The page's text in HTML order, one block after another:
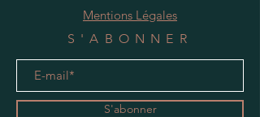
Mentions Légales
S'ABONNER
S'abonner